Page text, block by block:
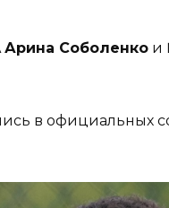
Арина Соболенко и
в официальных